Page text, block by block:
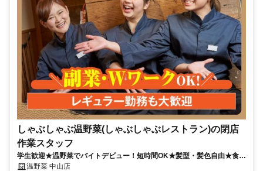
しゃぶしゃぶ温野菜(しゃぶしゃぶレストラン)の閉店
作業スタッフ
学生歓迎★温野菜でバイトデビュー！短時間OK★髪型・髪色自由★食事
補助有★履歴書不要
温野菜 中山店